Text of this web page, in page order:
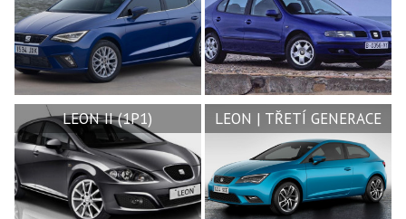
LEON II (1P1) LEON | TŘETÍ GENERACE